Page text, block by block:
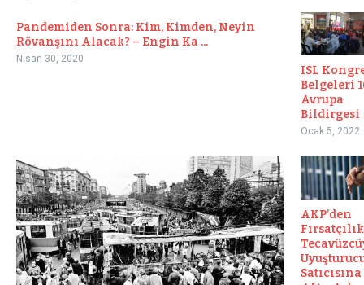
Pandemiden Sonra: Kim, Kimden, Neyin
Rövanşını Alacak? – Engin Ka ...
Nisan 30, 2020
ISL
Belgeleri
Avrupa
Bildirgesi
Ocak 5, 2022
AKP’den
Satıcısına